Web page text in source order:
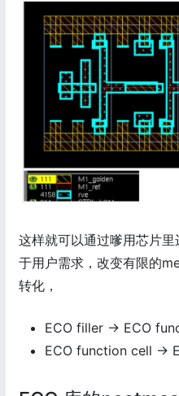
这样就可以通过嗲用芯片
于用户需求，改变有限的
转化，
ECO filler -> ECO
ECO function cell ->